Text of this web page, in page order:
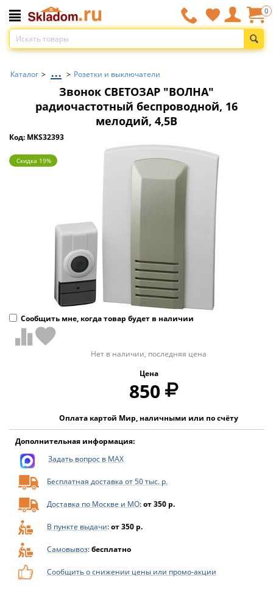
0
Каталог > ... > Розетки и выключатели
Звонок СВЕТОЗАР ″ВОЛНА″
радиочастотный беспроводной, 16
мелодий, 4,5В
Код: MKS32393
Скидка 19%
Сообщить мне, когда товар будет в наличии
Нет в наличии, последняя цена
Цена
850
Оплата картой Мир, наличными или по счёту
Дополнительная информация:
Задать вопрос в MAX
Бесплатная доставка от 50 тыс. р.
Доставка по Москве и МО:от 350 р.
В пункте выдачи:от 350 р.
Самовывоз:бесплатно
Сообщить о снижении цены или промо-акции